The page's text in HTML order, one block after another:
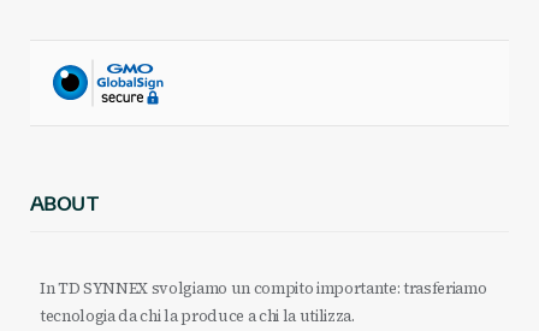
ABOUT
In TD SYNNEX svolgiamo un compito importante: trasferiamo
tecnologia da chi la produce a chi la utilizza.